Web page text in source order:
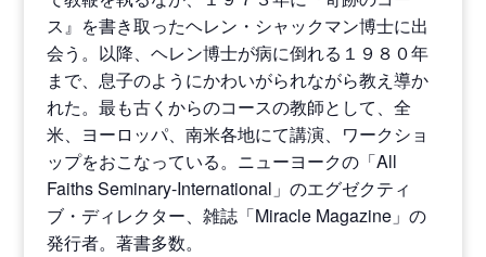
ス』を書き取ったヘレン・シャックマン博士に出
会う。以降、ヘレン博士が病に倒れる１９８０年
まで、息子のようにかわいがられながら教え導か
れた。最も古くからのコースの教師として、全
米、ヨーロッパ、南米各地にて講演、ワークショ
ップをおこなっている。ニューヨークの「All
Faiths Seminary-International」のエグゼクティ
ブ・ディレクター、雑誌「Miracle Magazine」の
発行者。著書多数。